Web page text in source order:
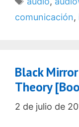
comunicación,
Black
Theory
2 de julio de